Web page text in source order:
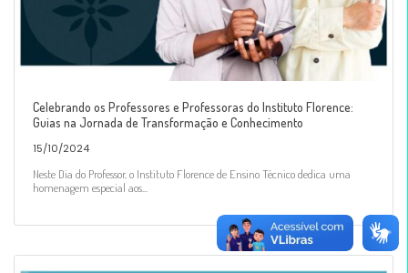
Celebrando os Professores e Professoras do Instituto Florence:
Guias na Jornada de Transformação e Conhecimento
15/10/2024
Neste Dia do Professor, o Instituto Florence de Ensino Técnico dedica uma
homenagem especial aos...